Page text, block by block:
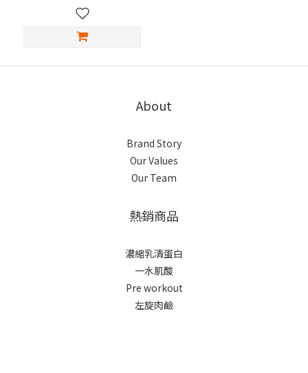
About
Brand Story
Our Values
Our Team
熱銷商品
濃縮乳清蛋白
一水肌酸
Pre workout
左旋肉鹼